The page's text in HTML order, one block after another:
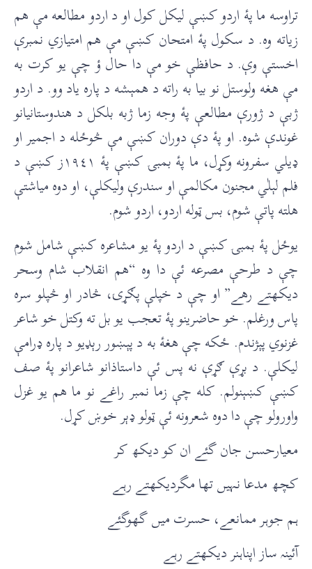
تراوسه ما پۀ اردو کښې ليکل کول او د اردو مطالعه مې هم
زياته وه. د سکول پۀ امتحان کښې مې هم امتيازي نمبرې
اخستې وې. د حافظې خو مې دا حال ؤ چې يو کرت به
مې هغه ولوستل نو بيا به راته د همېشه د پاره ياد وو. د اردو
ژبې د ژورې مطالعې پۀ وجه زما ژبه بلکل د هندوستانيانو
غوندې شوه. او پۀ دې دوران کښې مې څوځله د اجمير او
ډيلي سفرونه وکړل، ما پۀ بمبۍ کښې پۀ ١٩٤١ز کښې د
فلم لېلٰي مجنون مکالمې او سندرې وليکلې، او دوه مياشتې
هلته پاتې شوم، بس ټوله اردو، اردو شوم.
يوځل پۀ بمبۍ کښې د اردو پۀ يو مشاعره کښې شامل شوم
چې د طرحې مصرعه ئې دا وه “هم انقلاب شام وسحر
ديکهتے رهے” او چې د خپلې پګړۍ، څادر او څپلو سره
پاس ورغلم. خو حاضرينو پۀ تعجب يو بل ته وکتل خو شاعر
غزنوي پېژندم. ځکه چې هغۀ به د پېښور رېډيو د پاره ډرامې
ليکلې. د بړې ګړې نه پس ئې داستاذانو شاعرانو پۀ صف
کښې کښېنولم. کله چې زما نمبر راغے نو ما هم يو غزل
واورولو چې دا دوه شعرونه ئې ټولو ډېر خوښ کړل.
معيارحسن جان گئے ان کو ديکھ کر
کچھ مدعا نہیں تها مگرديکهتے رہے
ہم جوہر ممانعے، حسرت ميں گهوگئے
آئينہ ساز اپناہنر ديکهتے رہے